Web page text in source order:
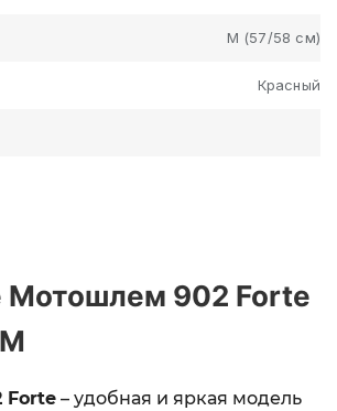
M (57/58 см)
Красный
Мотошлем 902 Forte
Forte – удобная и яркая модель